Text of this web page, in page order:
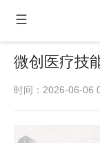
微创医疗技
时间：2026-06-06